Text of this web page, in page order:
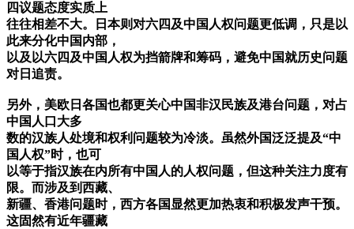
四议题态度实质上
往往相差不大。日本则对六四及中国人权问题更低调，只是以
此来分化中国内部，
以及以六四及中国人权为挡箭牌和筹码，避免中国就历史问题
对日追责。
另外，美欧日各国也都更关心中国非汉民族及港台问题，对占
中国人口大多
数的汉族人处境和权利问题较为冷淡。虽然外国泛泛提及“中
国人权”时，也可
以等于指汉族在内所有中国人的人权问题，但这种关注力度有
限。而涉及到西藏、
新疆、香港问题时，西方各国显然更加热衷和积极发声干预。
这固然有近年疆藏